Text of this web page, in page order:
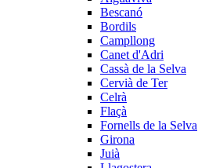
Bescanó
Bordils
Campllong
Canet d'Adri
Cassà de la Selva
Cervià de Ter
Celrà
Flaçà
Fornells de la Selva
Girona
Juià